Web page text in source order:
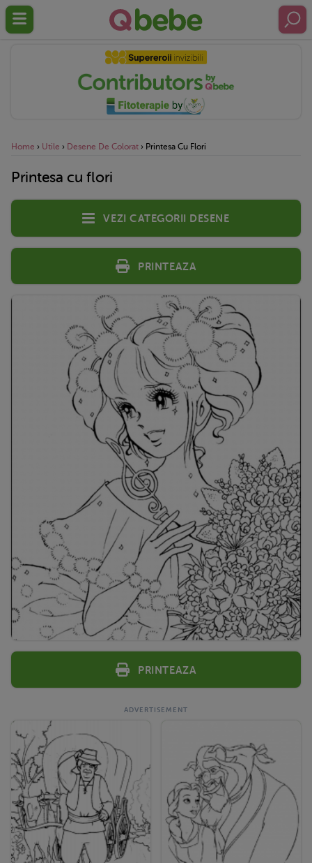
Home › Utile › Desene De Colorat › Printesa Cu Flori
Printesa cu flori
Vezi categorii desene
Printeaza
Printeaza